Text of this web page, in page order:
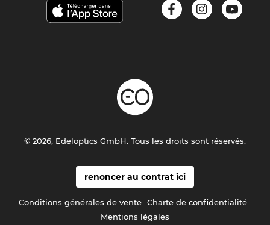
renoncer au contrat ici
Conditions générales de vente Charte de confidentialité
Mentions légales
© 2026, Edeloptics GmbH. Tous les droits sont réservés.